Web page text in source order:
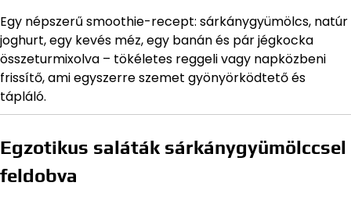
Egy népszerű smoothie-recept: sárkánygyümölcs, natúr
joghurt, egy kevés méz, egy banán és pár jégkocka
összeturmixolva – tökéletes reggeli vagy napközbeni
frissítő, ami egyszerre szemet gyönyörködtető és
tápláló.
Egzotikus saláták sárkánygyümölccsel
feldobva